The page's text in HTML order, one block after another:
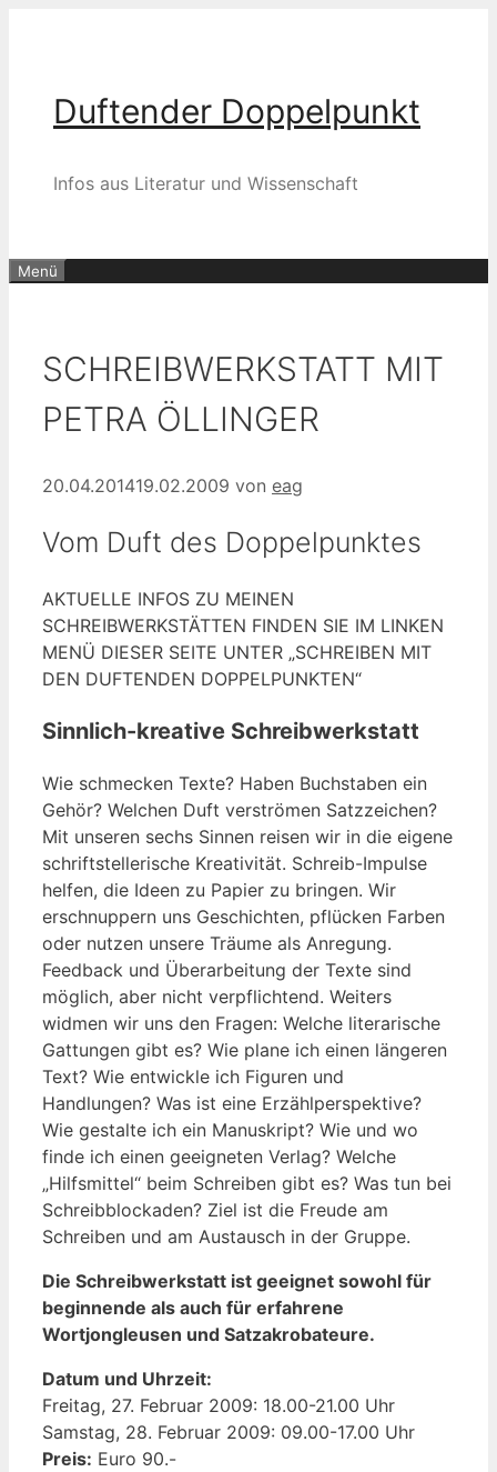
Duftender Doppelpunkt
Infos aus Literatur und Wissenschaft
Menü
SCHREIBWERKSTATT MIT
PETRA ÖLLINGER
20.04.201419.02.2009 von eag
Vom Duft des Doppelpunktes
AKTUELLE INFOS ZU MEINEN
SCHREIBWERKSTÄTTEN FINDEN SIE IM LINKEN
MENÜ DIESER SEITE UNTER „SCHREIBEN MIT
DEN DUFTENDEN DOPPELPUNKTEN“
Sinnlich-kreative Schreibwerkstatt
Wie schmecken Texte? Haben Buchstaben ein
Gehör? Welchen Duft verströmen Satzzeichen?
Mit unseren sechs Sinnen reisen wir in die eigene
schriftstellerische Kreativität. Schreib-Impulse
helfen, die Ideen zu Papier zu bringen. Wir
erschnuppern uns Geschichten, pflücken Farben
oder nutzen unsere Träume als Anregung.
Feedback und Überarbeitung der Texte sind
möglich, aber nicht verpflichtend. Weiters
widmen wir uns den Fragen: Welche literarische
Gattungen gibt es? Wie plane ich einen längeren
Text? Wie entwickle ich Figuren und
Handlungen? Was ist eine Erzählperspektive?
Wie gestalte ich ein Manuskript? Wie und wo
finde ich einen geeigneten Verlag? Welche
„Hilfsmittel“ beim Schreiben gibt es? Was tun bei
Schreibblockaden? Ziel ist die Freude am
Schreiben und am Austausch in der Gruppe.
Die Schreibwerkstatt ist geeignet sowohl für
beginnende als auch für erfahrene
Wortjongleusen und Satzakrobateure.
Datum und Uhrzeit:
Freitag, 27. Februar 2009: 18.00-21.00 Uhr
Samstag, 28. Februar 2009: 09.00-17.00 Uhr
Preis: Euro 90.-